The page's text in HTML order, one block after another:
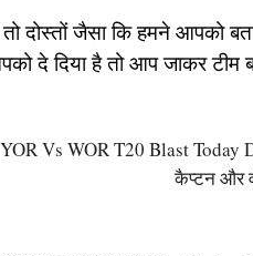
तो दोस्तों जैसा कि हमने आपको
दे दिया है तो आप जाकर टीम
YOR Vs WOR T20 Blast
कैप्टन और